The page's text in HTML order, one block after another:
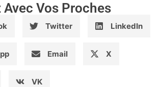
Vos Proches
Twitter LinkedIn
Email X
VK